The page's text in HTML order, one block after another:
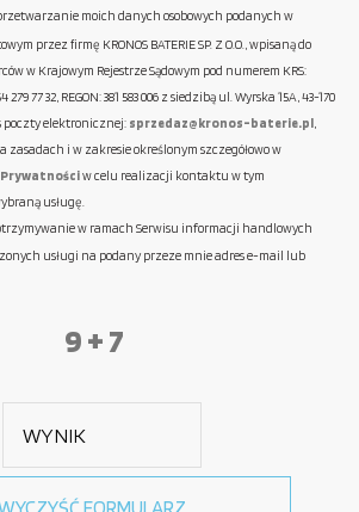
moich danych osobowych podanych w
przez firmę KRONOS BATERIE SP. Z O.O., wpisaną do
w Krajowym Rejestrze Sądowym pod numerem KRS:
279 77 32, REGON: 381 583 006 z siedzibą ul. Wyrska 15A, 43-170
poczty elektronicznej: sprzedaz@kronos-baterie.pl
zasadach i w zakresie określonym szczegółowo w
w celu realizacji kontaktu w tym
usługę.
w ramach Serwisu informacji handlowych
usługi na podany przeze mnie adres e-mail lub
9 + 7